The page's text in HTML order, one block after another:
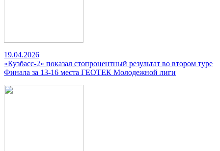
19.04.2026
«Кузбасс-2» показал стопроцентный результат во втором туре
Финала за 13-16 места ГЕОТЕК Молодежной лиги